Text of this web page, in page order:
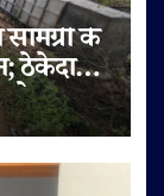
के
ठेकेदार
का